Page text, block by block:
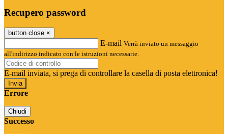
Recupero password
button close ×
E-mail Verrà inviato un messaggio
all'indirizzo indicato con le istruzioni necessarie.
E-mail inviata, si prega di controllare la casella di posta elettronica!
Errore
Chiudi
Successo